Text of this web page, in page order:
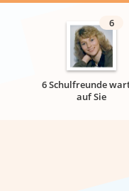
6
6 Schulfreunde
auf Sie